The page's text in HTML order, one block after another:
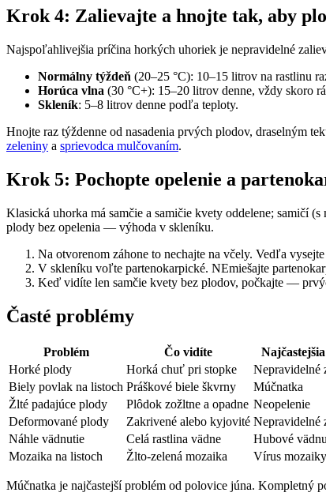
Krok 4: Zalievajte a hnojte tak, aby
Najspoľahlivejšia príčina horkých uhoriek je nepravidelné
Normálny týždeň (20–25 °C): 10–15 litrov na rastlinu
Horúca vlna (30 °C+): 15–20 litrov denne, vždy skoro
Skleník: 5–8 litrov denne podľa teploty.
Hnojte raz týždenne od nasadenia prvých plodov, draselným
zeleniny a sprievodca mulčovaním.
Krok 5: Pochopte opelenie a
Klasická uhorka má samčie a samičie kvety oddelene; samičí
plody bez opelenia — výhoda v skleníku.
Na otvorenom záhone to nechajte na včely. Vedľa
V skleníku voľte partenokarpické. NEmiešajte
Keď vidíte len samčie kvety bez plodov, počkajte —
Časté problémy
Problém Čo vidíte
Horké plody
Horká chuť pri stopke Nepravidelné
Biely povlak na listoch Práškové biele škvrny Múčnatka
Žlté padajúce plody
Plôdok zožltne a opadne Neopelenie
Deformované plody
Zakrivené alebo kyjovité Nepravidelné
Náhle vädnutie
Celá rastlina vädne Hubové
Mozaika na listoch
Žlto-zelená mozaika Vírus mozaiky
Múčnatka je najčastejší problém od polovice júna. Kompletný